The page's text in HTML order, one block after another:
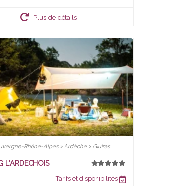
Plus de détails
Rhône-Alpes > Ardèche > Gluiras
L'ARDECHOIS
Tarifs et disponibilités